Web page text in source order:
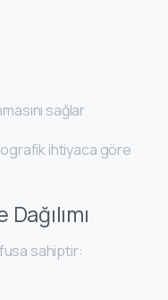
sağlar
ihtiyaca göre
sahiptir: